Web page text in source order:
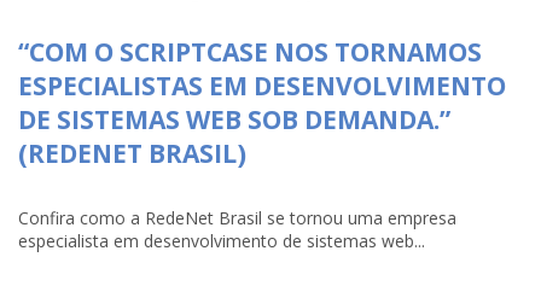
“COM O SCRIPTCASE NOS TORNAMOS
ESPECIALISTAS EM DESENVOLVIMENTO
DE SISTEMAS WEB SOB DEMANDA.”
(REDENET BRASIL)
Confira como a RedeNet Brasil se tornou uma empresa
especialista em desenvolvimento de sistemas web...